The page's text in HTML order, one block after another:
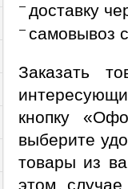
доставку
самовывоз
Заказать
кнопку
выберите
товары из
этом